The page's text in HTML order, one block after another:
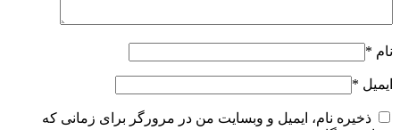
نام *
ایمیل *
ذخیره نام، ایمیل و وبسایت من در مرورگر برای زمانی که